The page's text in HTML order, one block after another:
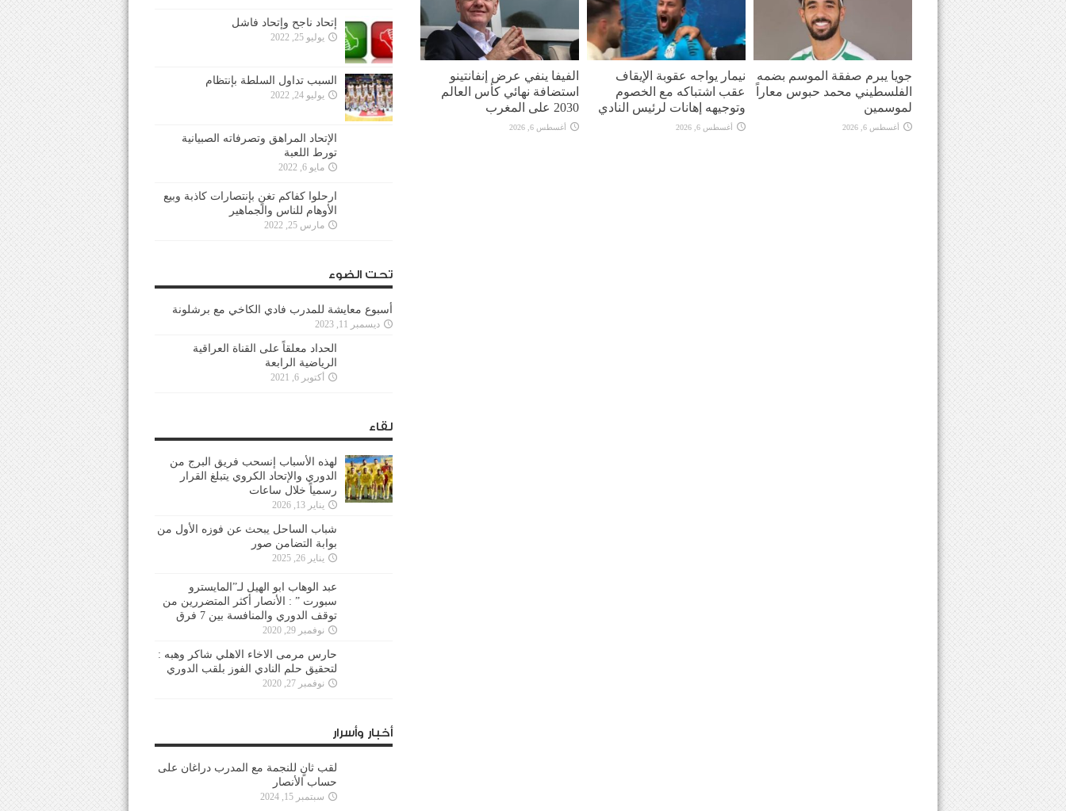
جويا يبرم صفقة الموسم بضمه
الفلسطيني محمد حبوس معاراً
لموسمين
أغسطس 6, 2026
نيمار يواجه عقوبة الإيقاف
عقب اشتباكه مع الخصوم
وتوجيهه إهانات لرئيس النادي
أغسطس 6, 2026
الفيفا ينفي عرض إنفانتينو
استضافة نهائي كأس العالم
2030 على المغرب
أغسطس 6, 2026
إتحاد ناجح وإتحاد فاشل
يوليو 25, 2022
السبب تداول السلطة بإنتظام
يوليو 24, 2022
الإتحاد المراهق وتصرفاته الصبيانية
تورط اللعبة
مايو 6, 2022
ارحلوا كفاكم تغنٍ بإنتصارات كاذبة وبيع
الأوهام للناس والجماهير
مارس 25, 2022
تحت الضوء
أسبوع معايشة للمدرب فادي الكاخي مع برشلونة
ديسمبر 11, 2023
الحداد معلقاً على القناة العراقية
الرياضية الرابعة
أكتوبر 6, 2021
لقاء
لهذه الأسباب إنسحب فريق البرج من
الدوري والإتحاد الكروي يتبلغ القرار
رسمياً خلال ساعات
يناير 13, 2026
شباب الساحل يبحث عن فوزه الأول من
بوابة التضامن صور
يناير 26, 2025
عبد الوهاب ابو الهيل لـ”المايسترو
سبورت ” : الأنصار أكثر المتضررين من
توقف الدوري والمنافسة بين 7 فرق
نوفمبر 29, 2020
حارس مرمى الاخاء الاهلي شاكر وهبه :
لتحقيق حلم النادي الفوز بلقب الدوري
نوفمبر 27, 2020
أخبار وأسرار
لقب ثانٍ للنجمة مع المدرب دراغان على
حساب الأنصار
سبتمبر 15, 2024